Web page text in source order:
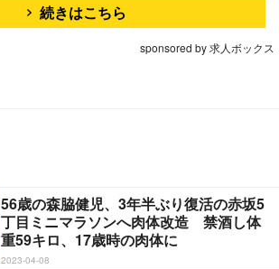
続きはこちら
sponsored by 求人ボックス
56歳の森脇健児、3年半ぶり復活の赤坂5
丁目ミニマラソンへ肉体改造 禁酒し体
重59キロ、17歳時の肉体に
2023-04-08